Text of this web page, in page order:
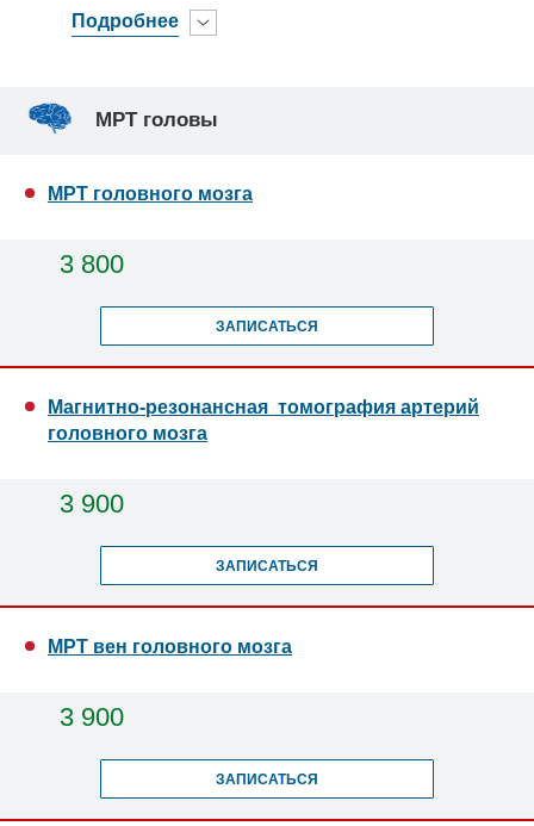
Подробнее
МРТ головы
МРТ головного мозга
3 800
ЗАПИСАТЬСЯ
Магнитно-резонансная томография артерий
головного мозга
3 900
ЗАПИСАТЬСЯ
МРТ вен головного мозга
3 900
ЗАПИСАТЬСЯ